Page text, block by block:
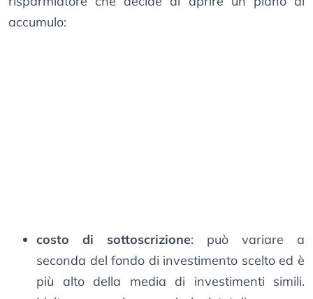
accumulo:
costo di sottoscrizione: può variare a
seconda del fondo di investimento scelto ed è
più alto della media di investimenti simili.